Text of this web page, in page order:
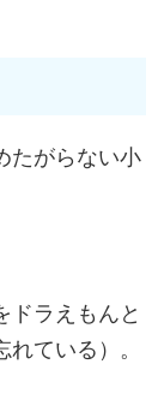
たがらない小
ドラえもんと
ている）。